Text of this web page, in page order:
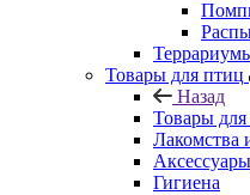
Товары для птиц
Назад
Товары
Лакомства
Аксессуары
Гигиена